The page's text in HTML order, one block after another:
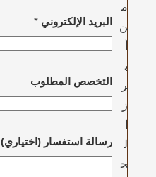
البريد الإلكتروني *
التخصص المطلوب
رسالة استفسار (اختياري)
م
ن
ب
ر
ز
ل
ج